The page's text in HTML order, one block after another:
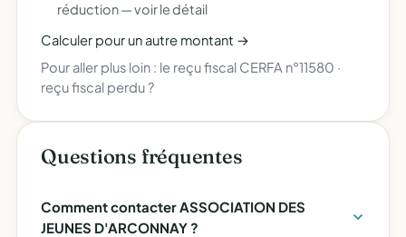
réduction —voir le détail
Calculer pour un autre montant →
Pour aller plus loin : le reçu fiscal CERFA n°11580 ·
reçu fiscal perdu ?
Questions fréquentes
Comment contacter ASSOCIATION DES
JEUNES D'ARCONNAY ?